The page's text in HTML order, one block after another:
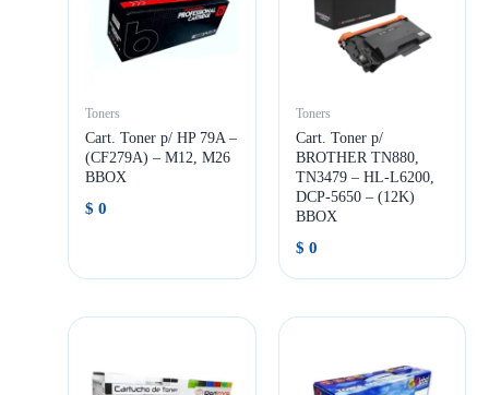
Toners
Cart. Toner p/ HP 79A –
(CF279A) – M12, M26
BBOX
$ 0
Toners
Cart. Toner p/
BROTHER TN880,
TN3479 – HL-L6200,
DCP-5650 – (12K)
BBOX
$ 0